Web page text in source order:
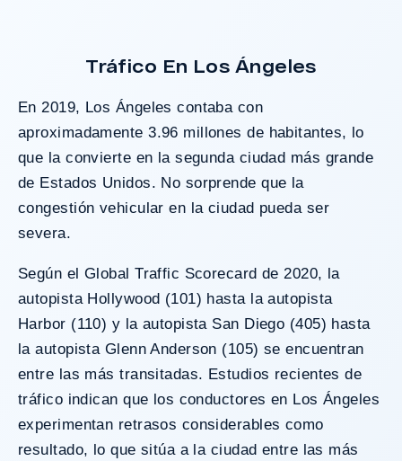
Tráfico En Los Ángeles
En 2019, Los Ángeles contaba con
aproximadamente 3.96 millones de habitantes, lo
que la convierte en la segunda ciudad más grande
de Estados Unidos. No sorprende que la
congestión vehicular en la ciudad pueda ser
severa.
Según el Global Traffic Scorecard de 2020, la
autopista Hollywood (101) hasta la autopista
Harbor (110) y la autopista San Diego (405) hasta
la autopista Glenn Anderson (105) se encuentran
entre las más transitadas. Estudios recientes de
tráfico indican que los conductores en Los Ángeles
experimentan retrasos considerables como
resultado, lo que sitúa a la ciudad entre las más